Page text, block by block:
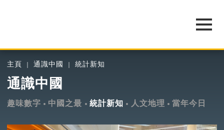
主頁 通識中國 統計新知
通識中國
趣味數字 中國之最 統計新知 人文地理 當年今日